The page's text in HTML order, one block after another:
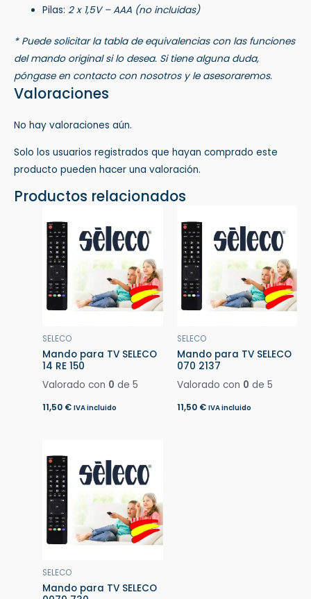
Pilas:2 x 1,5V – AAA (no incluidas)
* Puede solicitar la tabla de equivalencias con las funciones
del mando original si lo desea. Si tiene alguna duda,
póngase en contacto con nosotros y le asesoraremos.
Valoraciones
No hay valoraciones aún.
Solo los usuarios registrados que hayan comprado este
producto pueden hacer una valoración.
Productos relacionados
SELECO
Mando para TV SELECO
14 RE 150
Valorado con 0 de 5
11,50 € IVA incluido
SELECO
Mando para TV SELECO
070 2137
Valorado con 0 de 5
11,50 € IVA incluido
SELECO
Mando para TV SELECO